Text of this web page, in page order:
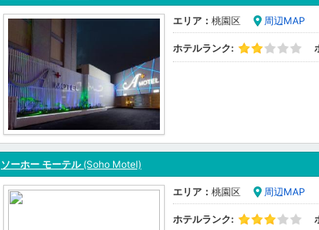
エリア： 桃園区 周辺MAP
ホテルランク:
ソーホー モーテル(Soho Motel)
エリア： 桃園区 周辺MAP
ホテルランク: